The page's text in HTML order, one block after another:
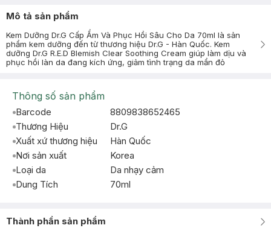
Mô tả sản phẩm
Kem Dưỡng Dr.G Cấp Ẩm Và Phục Hồi Sâu Cho Da 70ml là sản
phẩm kem dưỡng đến từ thương hiệu Dr.G - Hàn Quốc. Kem
dưỡng Dr.G R.E.D Blemish Clear Soothing Cream giúp làm dịu và
phục hồi làn da đang kích ứng, giảm tình trạng da mẩn đỏ
Thông số sản phẩm
Barcode
8809838652465
Thương Hiệu
Dr.G
Xuất xứ thương hiệu
Hàn Quốc
Nơi sản xuất
Korea
Loại da
Da nhạy cảm
Dung Tích
70ml
Thành phần sản phẩm